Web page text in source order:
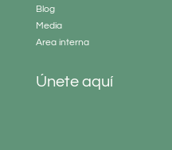
Blog
Media
Area interna
Únete aquí